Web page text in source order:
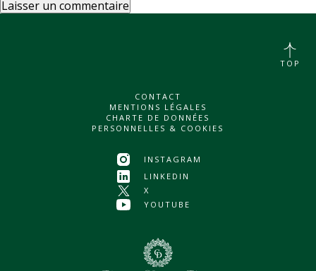
CONTACT
MENTIONS LÉGALES
CHARTE DE DONNÉES
PERSONNELLES & COOKIES
INSTAGRAM
LINKEDIN
X
YOUTUBE
TOP